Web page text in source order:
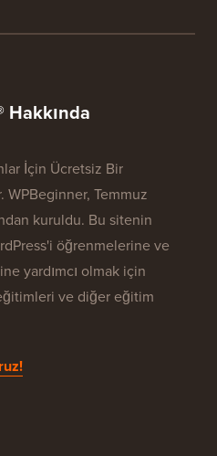
Hakkında
İçin Ücretsiz Bir
WPBeginner, Temmuz
kuruldu. Bu sitenin
öğrenmelerine ve
yardımcı olmak için
ve diğer eğitim